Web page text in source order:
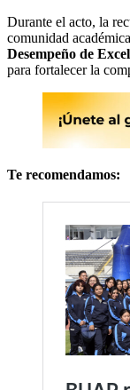
Durante el acto, la
comunidad
Desempeño de
para fortalecer la
Te recomendamos: